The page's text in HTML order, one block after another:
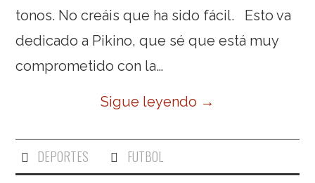
tonos. No creáis que ha sido fácil. Esto va
dedicado a Pikino, que sé que está muy
comprometido con la…
Sigue leyendo →
DEPORTES FUTBOL